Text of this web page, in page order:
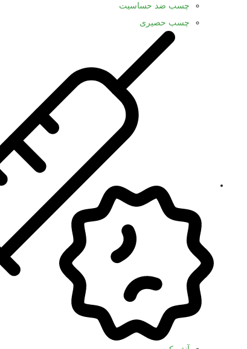
چسب ضد حساسیت
چسب حصیری